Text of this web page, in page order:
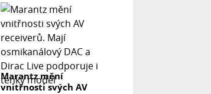
Marantz mění
vnitřnosti svých AV